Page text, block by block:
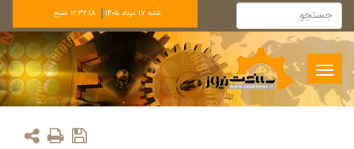
شنبه 17 مرداد 1405 12:32:19 صبح
Toggle
navigation